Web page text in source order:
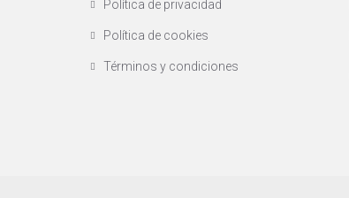
Política de privacidad
Política de cookies
Términos y condiciones